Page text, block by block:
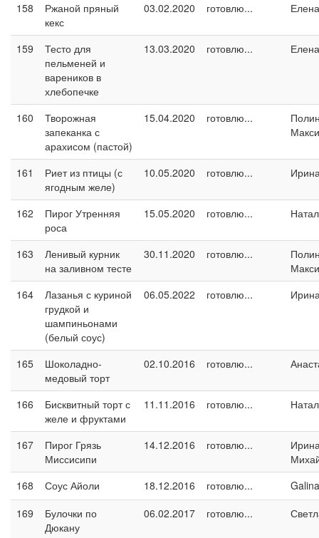
158
Ржаной пряный
кекс
03.02.2020 готовлю...
159
Тесто для
пельменей и
вареников в
хлебопечке
13.03.2020 готовлю...
160
Творожная
запеканка с
арахисом (пастой)
15.04.2020 готовлю...
161
Риет из птицы (с
ягодным желе)
10.05.2020 готовлю...
162
Пирог Утренняя
роса
15.05.2020 готовлю...
163
Ленивый курник
на заливном тесте
30.11.2020 готовлю...
164
Лазанья с куриной
грудкой и
шампиньонами
(белый соус)
06.05.2022 готовлю...
165
Шоколадно-
медовый торт
02.10.2016 готовлю...
166
Бисквитный торт с
желе и фруктами
11.11.2016 готовлю...
167
Пирог Грязь
Миссисипи
14.12.2016 готовлю...
168
Соус Айоли 18.12.2016 готовлю...
169
Булочки по
Дюкану
06.02.2017 готовлю...